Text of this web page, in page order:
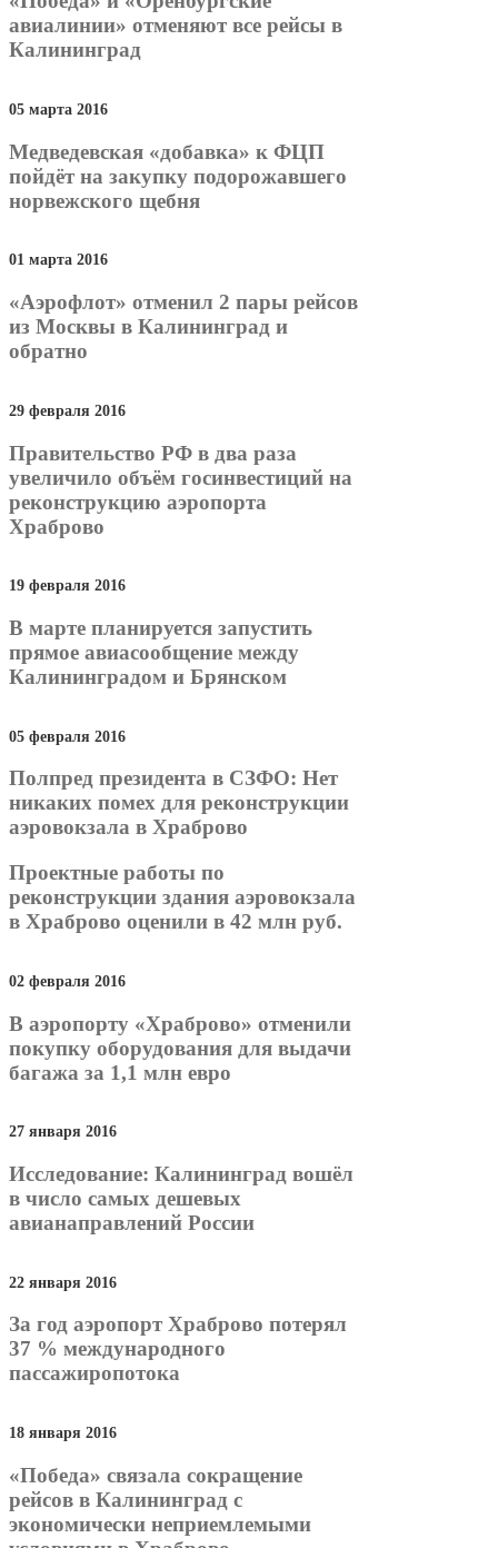
авиалинии» отменяют все рейсы в
Калининград
05 марта 2016
Медведевская «добавка» к ФЦП
пойдёт на закупку подорожавшего
норвежского щебня
01 марта 2016
«Аэрофлот» отменил 2 пары рейсов
из Москвы в Калининград и
обратно
29 февраля 2016
Правительство РФ в два раза
увеличило объём госинвестиций на
реконструкцию аэропорта
Храброво
19 февраля 2016
В марте планируется запустить
прямое авиасообщение между
Калининградом и Брянском
05 февраля 2016
Полпред президента в СЗФО: Нет
никаких помех для реконструкции
аэровокзала в Храброво
Проектные работы по
реконструкции здания аэровокзала
в Храброво оценили в 42 млн руб.
02 февраля 2016
В аэропорту «Храброво» отменили
покупку оборудования для выдачи
багажа за 1,1 млн евро
27 января 2016
Исследование: Калининград вошёл
в число самых дешевых
авианаправлений России
22 января 2016
За год аэропорт Храброво потерял
37 % международного
пассажиропотока
18 января 2016
«Победа» связала сокращение
рейсов в Калининград с
экономически неприемлемыми